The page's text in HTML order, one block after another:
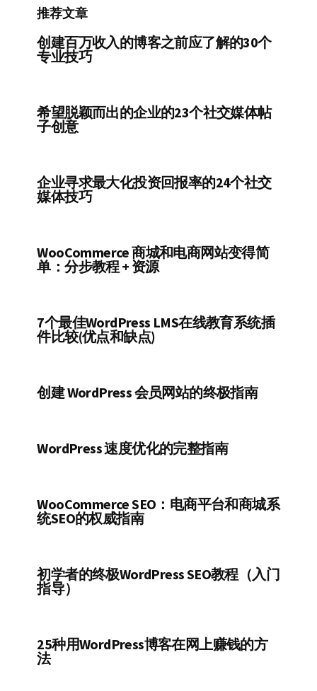
推荐文章
创建百万收入的博客之前应了解的30个
专业技巧
希望脱颖而出的企业的23个社交媒体帖
子创意
企业寻求最大化投资回报率的24个社交
媒体技巧
WooCommerce 商城和电商网站变得简
单：分步教程 + 资源
7个最佳WordPress LMS在线教育系统插
件比较(优点和缺点)
创建 WordPress 会员网站的终极指南
WordPress 速度优化的完整指南
WooCommerce SEO：电商平台和商城系
统SEO的权威指南
初学者的终极WordPress SEO教程（入门
指导）
25种用WordPress博客在网上赚钱的方
法